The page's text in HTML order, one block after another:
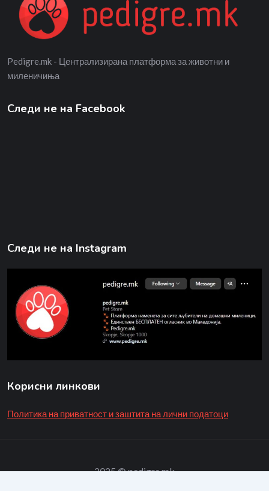
Pedigre.mk - Централизирана платформа за животни и
миленичиња
Следи не на Facebook
Следи не на Instagram
Корисни линкови
Политика на приватност и заштита на лични податоци
2025 © pedigre.mk